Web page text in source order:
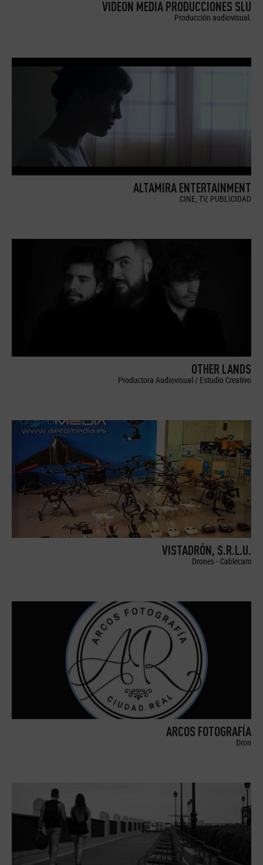
VIDEON MEDIA PRODUCCIONES SLU
Producción audiovisual.
ALTAMIRA ENTERTAINMENT
CINE, TV, PUBLICIDAD
OTHER LANDS
Productora Audiovisual / Estudio Creativo
VISTADRÓN, S.R.L.U.
Drones - Cablecam
ARCOS FOTOGRAFÍA
Dron